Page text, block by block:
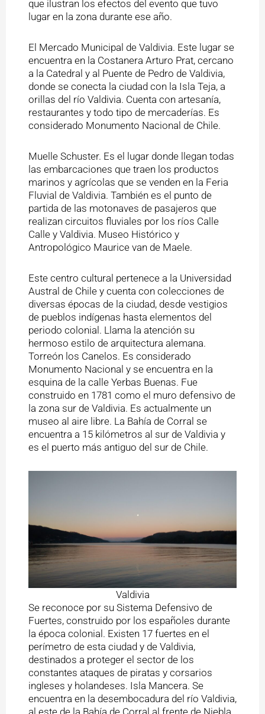
que ilustran los efectos del evento que tuvo
lugar en la zona durante ese año.
El Mercado Municipal de Valdivia. Este lugar se
encuentra en la Costanera Arturo Prat, cercano
a la Catedral y al Puente de Pedro de Valdivia,
donde se conecta la ciudad con la Isla Teja, a
orillas del río Valdivia. Cuenta con artesanía,
restaurantes y todo tipo de mercaderías. Es
considerado Monumento Nacional de Chile.
Muelle Schuster. Es el lugar donde llegan todas
las embarcaciones que traen los productos
marinos y agrícolas que se venden en la Feria
Fluvial de Valdivia. También es el punto de
partida de las motonaves de pasajeros que
realizan circuitos fluviales por los ríos Calle
Calle y Valdivia. Museo Histórico y
Antropológico Maurice van de Maele.
Este centro cultural pertenece a la Universidad
Austral de Chile y cuenta con colecciones de
diversas épocas de la ciudad, desde vestigios
de pueblos indígenas hasta elementos del
periodo colonial. Llama la atención su
hermoso estilo de arquitectura alemana.
Torreón los Canelos. Es considerado
Monumento Nacional y se encuentra en la
esquina de la calle Yerbas Buenas. Fue
construido en 1781 como el muro defensivo de
la zona sur de Valdivia. Es actualmente un
museo al aire libre. La Bahía de Corral se
encuentra a 15 kilómetros al sur de Valdivia y
es el puerto más antiguo del sur de Chile.
Valdivia
Se reconoce por su Sistema Defensivo de
Fuertes, construido por los españoles durante
la época colonial. Existen 17 fuertes en el
perímetro de esta ciudad y de Valdivia,
destinados a proteger el sector de los
constantes ataques de piratas y corsarios
ingleses y holandeses. Isla Mancera. Se
encuentra en la desembocadura del río Valdivia,